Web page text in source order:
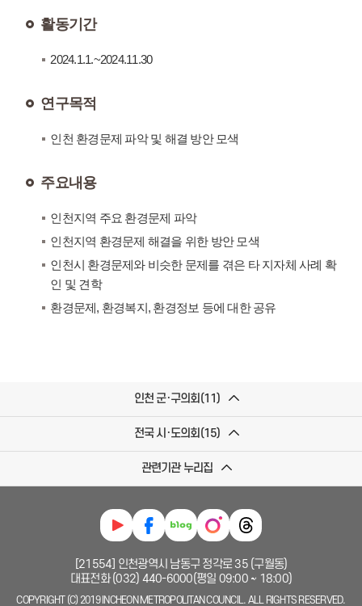
활동기간
2024.1.1.~2024.11.30
연구목적
인천 환경문제 파악 및 해결 방안 모색
주요내용
인천지역 주요 환경문제 파악
인천지역 환경문제 해결을 위한 방안 모색
인천시 환경문제와 비슷한 문제를 겪은 타 지자체 사례 확
인 및 견학
환경문제, 환경복지, 환경정보 등에 대한 공유
인천 군·구의회(11)
전국 시·도의회(15)
관련기관 누리집
[21554] 인천광역시 남동구 정각로 35 (구월동)
대표전화 (032) 440-6000(평일 09:00 ~ 18:00)
COPYRIGHT (C) 2019 INCHEON METROPOLITAN COUNCIL. ALL RIGHTS RESERVED.